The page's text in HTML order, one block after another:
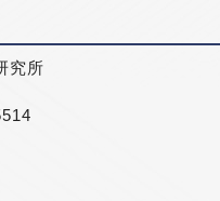
究所